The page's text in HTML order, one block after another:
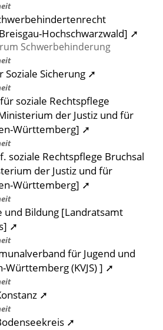
Hochschwarzwald] ➚
Schwerbehinderung
Soziale Sicherung ➚
soziale Rechtspflege
der Justiz und für
Württemberg] ➚
soziale Rechtspflege Bruchsal
der Justiz und für
Württemberg] ➚
und Bildung [Landratsamt
➚
für Jugend und
Württemberg (KVJS) ] ➚
➚
➚